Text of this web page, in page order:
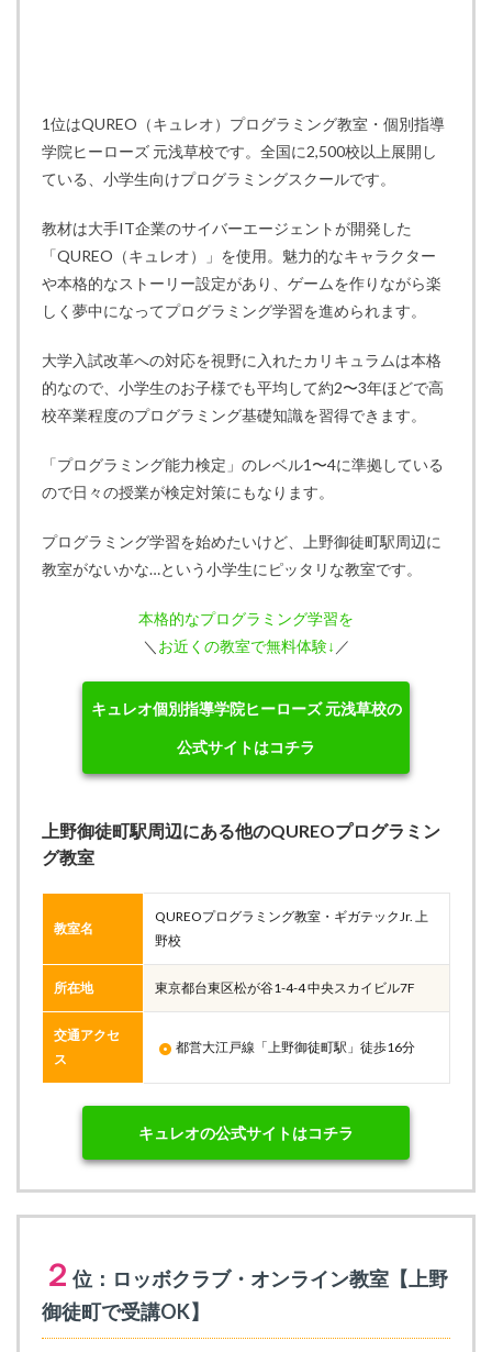
1位はQUREO（キュレオ）プログラミング教室・個別指導
学院ヒーローズ 元浅草校です。全国に2,500校以上展開し
ている、小学生向けプログラミングスクールです。
教材は大手IT企業のサイバーエージェントが開発した
「QUREO（キュレオ）」を使用。魅力的なキャラクター
や本格的なストーリー設定があり、ゲームを作りながら楽
しく夢中になってプログラミング学習を進められます。
大学入試改革への対応を視野に入れたカリキュラムは本格
的なので、小学生のお子様でも平均して約2〜3年ほどで高
校卒業程度のプログラミング基礎知識を習得できます。
「プログラミング能力検定」のレベル1〜4に準拠している
ので日々の授業が検定対策にもなります。
プログラミング学習を始めたいけど、上野御徒町駅周辺に
教室がないかな…という小学生にピッタリな教室です。
本格的なプログラミング学習を
＼ お近くの教室で無料体験↓ ／
キュレオ個別指導学院ヒーローズ 元浅草校の
公式サイトはコチラ
上野御徒町駅周辺にある他のQUREOプログラミン
グ教室
教室名
QUREOプログラミング教室・ギガテックJr. 上
野校
所在地 東京都台東区松が谷1-4-4 中央スカイビル7F
交通アクセ
ス
都営大江戸線「上野御徒町駅」徒歩16分
キュレオの公式サイトはコチラ
２ 位：ロッボクラブ・オンライン教室【上野
御徒町で受講OK】